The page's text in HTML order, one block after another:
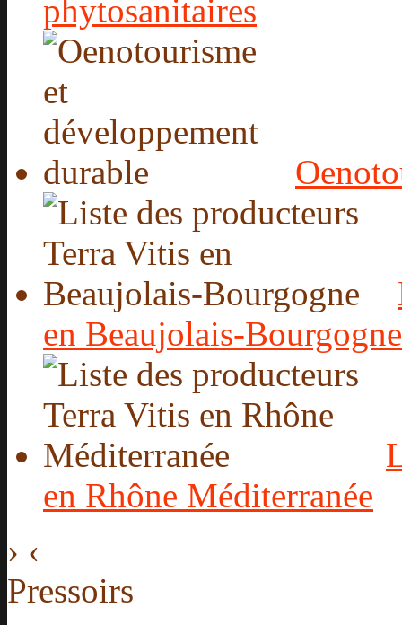
phytosanitaires
en Beaujolais-Bourgogne
en Rhône Méditerranée
› ‹
Pressoirs